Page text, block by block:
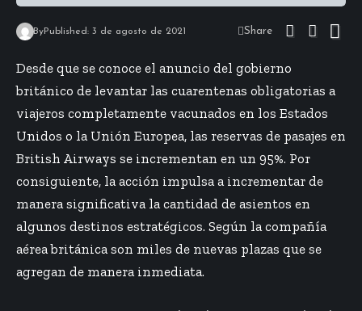
ByPublished: 3 de agosto de 2021 Share
Desde que se conoce el anuncio del gobierno
británico de levantar las cuarentenas obligatorias a
viajeros completamente vacunados en los Estados
Unidos o la Unión Europea, las reservas de pasajes en
British Airways se incrementan en un 95%. Por
consiguiente, la acción impulsa a incrementar de
manera significativa la cantidad de asientos en
algunos destinos estratégicos. Según la compañía
aérea británica son miles de nuevas plazas que se
agregan de manera inmediata.